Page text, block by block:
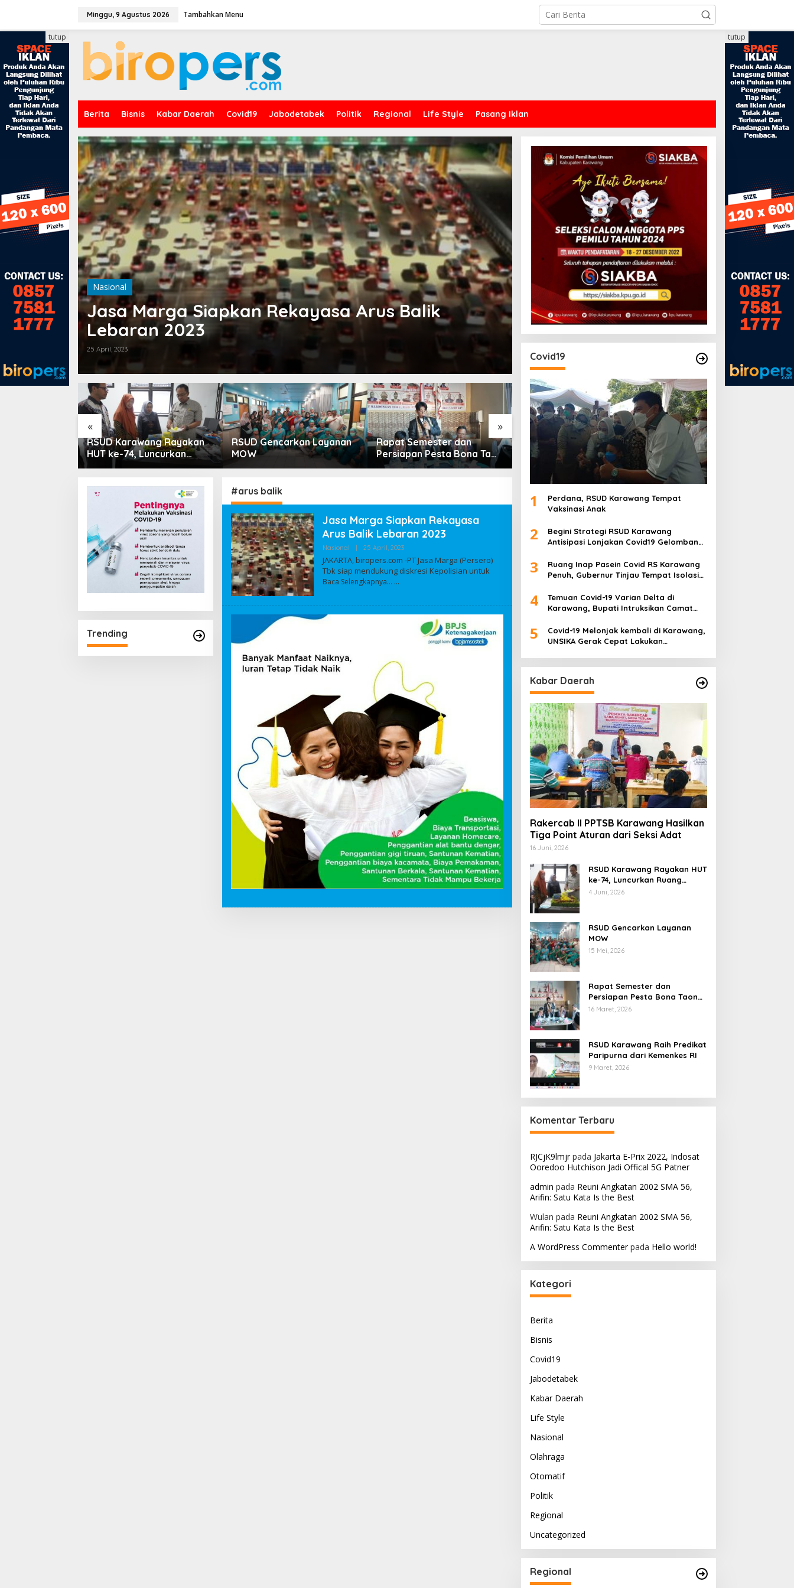
k
e
Minggu, 9 Agustus 2026 Tambahkan Menu
Berita Bisnis Kabar Daerah Covid19 Jabodetabek Politik Regional Life Style Pasang Iklan
tutup tutup
Nasional
Jasa Marga Siapkan Rekayasa Arus Balik
Lebaran 2023
25 April, 2023
« »
RSUD Karawang Rayakan
HUT ke-74, Luncurkan
Ruang Rawat Inap PEDES
Pelayanan Kesehatan
RSUD Gencarkan Layanan
MOW
Rapat Semester dan
Persiapan Pesta Bona Taon
2026 PPTSB Cabang
RSUD Karawang Raih
Predikat Paripurna dari
Kemenkes RI
Rakercab II PPTSB
Karawang Hasilkan Tiga
Point Aturan dari Seksi
Adat
Trending
#arus balik
Jasa Marga Siapkan Rekayasa
Arus Balik Lebaran 2023
Nasional 25 April, 2023O
E
H
I
N
JAKARTA, biropers.com -PT Jasa Marga (Persero)
Tbk siap mendukung diskresi Kepolisian untuk
Baca Selengkapnya…
Covid19
1
Perdana, RSUD Karawang Tempat
Vaksinasi Anak
2
Begini Strategi RSUD Karawang
Antisipasi Lonjakan Covid19 Gelombang
3
Ruang Inap Pasein Covid RS Karawang
Penuh, Gubernur Tinjau Tempat Isolasi
4
Temuan Covid-19 Varian Delta di
Karawang, Bupati Intruksikan Camat
5
Covid-19 Melonjak kembali di Karawang,
UNSIKA Gerak Cepat Lakukan
Kabar Daerah
Rakercab II PPTSB Karawang Hasilkan
Tiga Point Aturan dari Seksi Adat
16 Juni, 2026
RSUD Karawang Rayakan HUT
ke-74, Luncurkan Ruang
Rawat Inap PEDES untuk
4 Juni, 2026
RSUD Gencarkan Layanan
MOW
15 Mei, 2026
Rapat Semester dan
Persiapan Pesta Bona Taon
2026 PPTSB Cabang
16 Maret, 2026
RSUD Karawang Raih Predikat
Paripurna dari Kemenkes RI
9 Maret, 2026
Komentar Terbaru
RJCjK9lmjrpada Jakarta E-Prix 2022, Indosat
Ooredoo Hutchison Jadi Offical 5G Patner
admin pada Reuni Angkatan 2002 SMA 56,
Arifin: Satu Kata Is the Best
Wulan pada Reuni Angkatan 2002 SMA 56,
Arifin: Satu Kata Is the Best
A WordPress Commenterpada Hello world!
Kategori
Berita
Bisnis
Covid19
Jabodetabek
Kabar Daerah
Life Style
Nasional
Olahraga
Otomatif
Politik
Regional
Uncategorized
Regional